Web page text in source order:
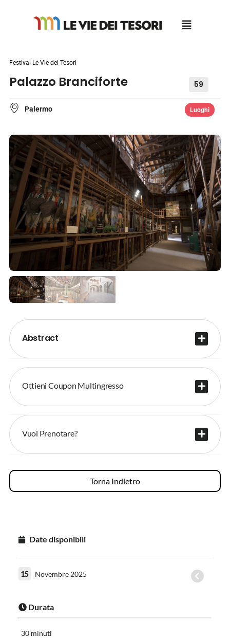
Festival Le Vie dei Tesori
Palazzo Branciforte 59
Palermo Luoghi
Abstract
Ottieni Coupon Multingresso
Vuoi Prenotare?
Torna Indietro
Date disponibili
15 Novembre 2025
Durata
30 minuti